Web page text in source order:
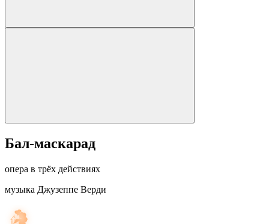
Бал-маскарад
опера в трёх действиях
музыка Джузеппе Верди